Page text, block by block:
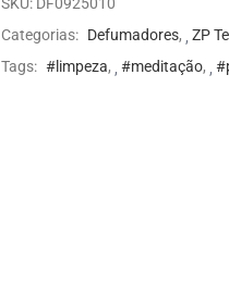
SKU: DF0925010
Categorias: Defumadores,
ZP
Tags: #limpeza, #meditação,